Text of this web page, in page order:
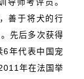
导师考评员。
善于将犬的行
先后多次获得
6年代表中国宠
年在法国举